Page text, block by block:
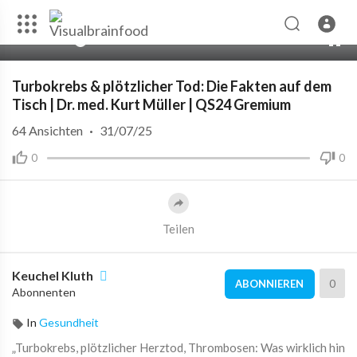
Turbokrebs & plötzlicher Tod: Die Fakten auf dem
Tisch | Dr. med. Kurt Müller | QS24 Gremium
0 0
64Ansichten · 31/07/25
Teilen
Keuchel Kluth
Abonnenten
ABONNIEREN 0
In Gesundheit
„Turbokrebs, plötzlicher Herztod, Thrombosen: Was wirklich hin